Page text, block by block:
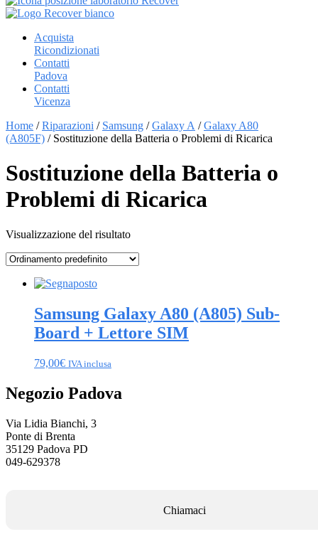
Vai
contenutoAcquista
Ricondizionati
Contatti
Padova
Contatti
Vicenza
Home /Riparazioni / Samsung /Galaxy A /Galaxy A80
(A805F) / Sostituzione della Batteria o Problemi di Ricarica
Sostituzione della Batteria o
Problemi di Ricarica
Visualizzazione del risultato
Samsung Galaxy A80 (A805) Sub-
Board + Lettore SIM
79,00€ IVA inclusa
Negozio Padova
Via Lidia Bianchi, 3
Ponte di Brenta
35129 Padova PD
049-629378
Chiamaci